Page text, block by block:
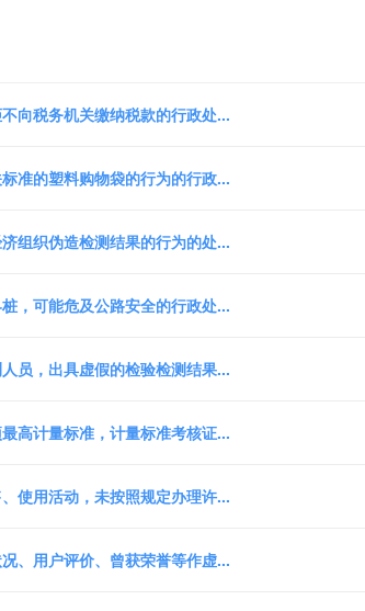
向税务机关缴纳税款的行政处...
准的塑料购物袋的行为的行政...
组织伪造检测结果的行为的处...
，可能危及公路安全的行政处...
员，出具虚假的检验检测结果...
高计量标准，计量标准考核证...
使用活动，未按照规定办理许...
、用户评价、曾获荣誉等作虚...